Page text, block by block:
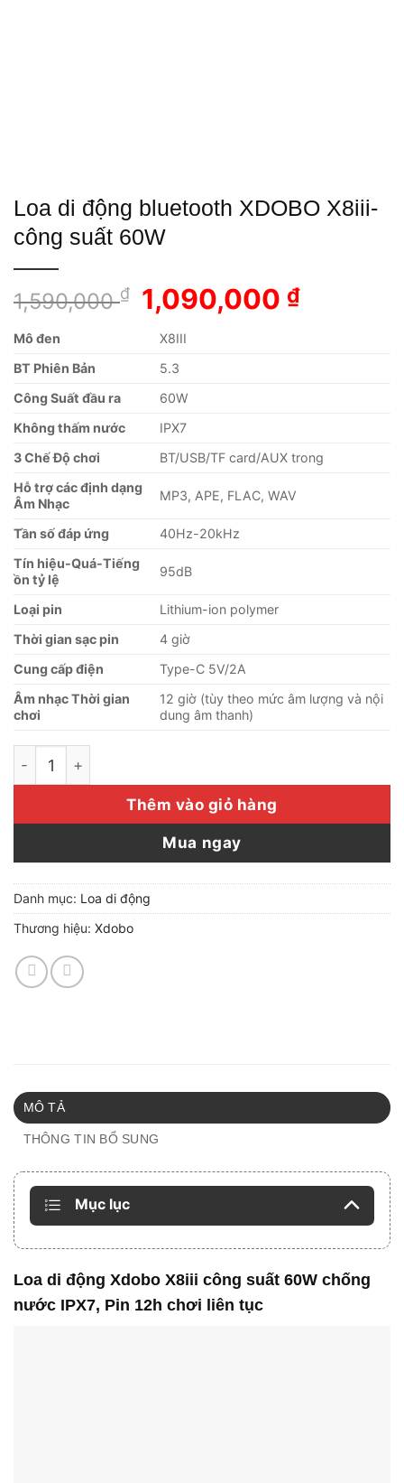
Loa di động bluetooth XDOBO X8iii-
công suất 60W
1,590,000₫
Giá
gốc
là:
1,590,000 ₫.
1,090,000 ₫Giá
Mô đen
X8III
BT Phiên Bản
5.3
Công Suất đầu ra
60W
Không thấm nước
IPX7
3 Chế Độ chơi
BT/USB/TF card/AUX trong
Hỗ trợ các định dạng
Âm Nhạc
MP3, APE, FLAC, WAV
Tần số đáp ứng
40Hz-20kHz
Tín hiệu-Quá-Tiếng
ồn tỷ lệ
95dB
Loại pin
Lithium-ion polymer
Thời gian sạc pin
4 giờ
Cung cấp điện
Type-C 5V/2A
Âm nhạc Thời gian
chơi
12 giờ (tùy theo mức âm lượng và nội
dung âm thanh)
Loa di động bluetooth XDOBO X8iii-công suất 60W số
Thêm vào giỏ hàng
Mua ngay
Danh mục: Loa di động
Thương hiệu: Xdobo
MÔ TẢ
THÔNG TIN BỔ SUNG
Mục lục
Loa di động Xdobo X8iii công suất 60W chống
nước IPX7, Pin 12h chơi liên tục